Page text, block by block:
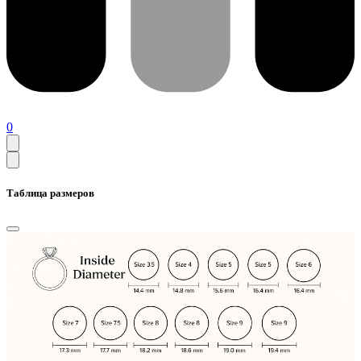
0
Таблица размеров